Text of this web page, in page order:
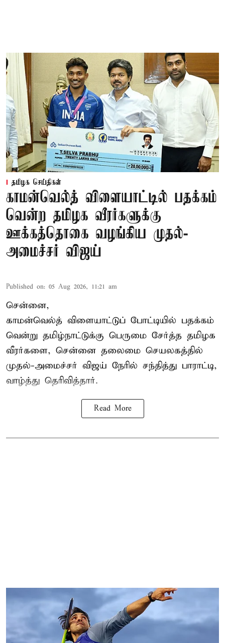
தமிழக செய்திகள்
காமன்வெல்த் விளையாட்டில் பதக்கம்
வென்ற தமிழக வீரர்களுக்கு
ஊக்கத்தொகை வழங்கிய முதல்-
அமைச்சர் விஜய்
Published on: 05 Aug 2026, 11:21 am
சென்னை,
காமன்வெல்த் விளையாட்டுப் போட்டியில் பதக்கம்
வென்று தமிழ்நாட்டுக்கு பெருமை சேர்த்த தமிழக
வீரர்களை, சென்னை தலைமை செயலகத்தில்
முதல்-அமைச்சர் விஜய் நேரில் சந்தித்து பாராட்டி,
வாழ்த்து தெரிவித்தார்.
Read More